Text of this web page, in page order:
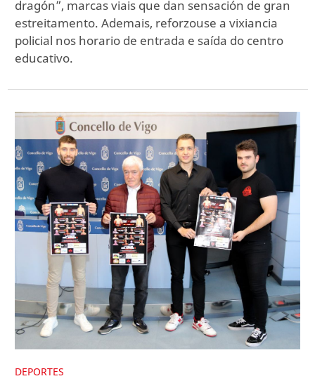
dragón”, marcas viais que dan sensación de gran
estreitamento. Ademais, reforzouse a vixiancia
policial nos horario de entrada e saída do centro
educativo.
DEPORTES